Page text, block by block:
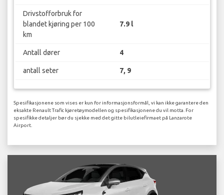
Drivstofforbruk for
blandet kjøring per 100
km
7.9 l
Antall dører 4
antall seter 7, 9
Spesifikasjonene som vises er kun for informasjonsformål, vi kan ikke garantere den
eksakte Renault Trafic kjøretøymodellen og spesifikasjonene du vil motta. For
spesifikke detaljer bør du sjekke med det gitte bilutleiefirmaet på Lanzarote
Airport.